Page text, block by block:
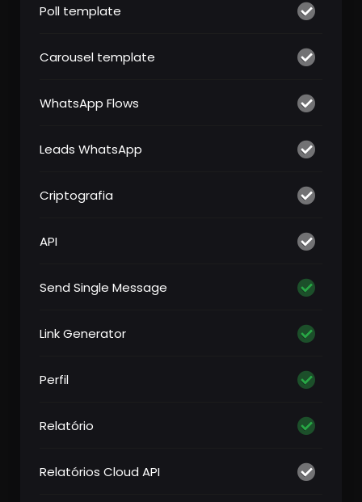
Poll template
Carousel template
WhatsApp Flows
Leads WhatsApp
Criptografia
API
Send Single Message
Link Generator
Perfil
Relatório
Relatórios Cloud API